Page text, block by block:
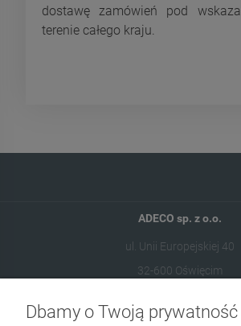
dostawę zamówień pod
terenie całego kraju.
ADECO sp. z o.o.
ul. Unii Europejskiej 40
32-600 Oświęcim
573 569 400
Dbamy o Twoją prywatność